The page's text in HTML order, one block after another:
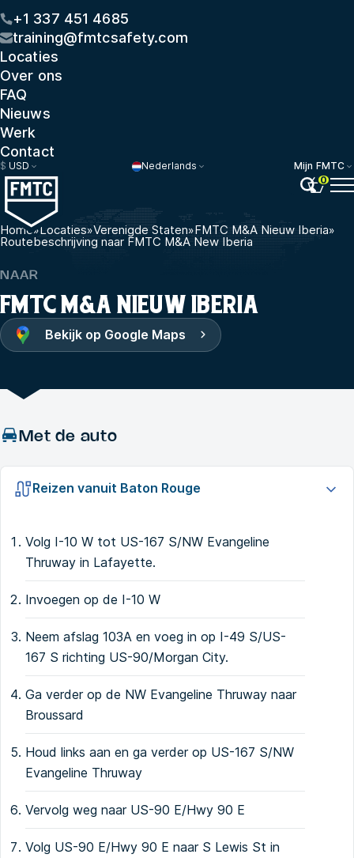
+1 337 451 4685
training@fmtcsafety.com
Locaties
Over ons
FAQ
Nieuws
Werk
Contact
$ USD Nederlands
Mijn FMTC
0
Home»Locaties»Verenigde Staten»FMTC M&A Nieuw Iberia»
Routebeschrijving naar FMTC M&A New Iberia
NAAR
FMTC M&A NIEUW IBERIA
Bekijk op Google Maps
Met de auto
Reizen vanuit Baton Rouge
Volg I-10 W tot US-167 S/NW Evangeline
Thruway in Lafayette.
Invoegen op de I-10 W
Neem afslag 103A en voeg in op I-49 S/US-
167 S richting US-90/Morgan City.
Ga verder op de NW Evangeline Thruway naar
Broussard
Houd links aan en ga verder op US-167 S/NW
Evangeline Thruway
Vervolg weg naar US-90 E/Hwy 90 E
Volg US-90 E/Hwy 90 E naar S Lewis St in